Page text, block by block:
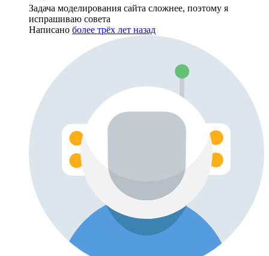
Задача моделирования сайта сложнее, поэтому я
испрашиваю совета
Написано более трёх лет назад